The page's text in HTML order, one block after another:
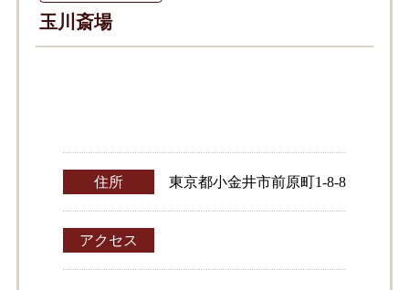
玉川斎場
住所 東京都小金井市前原町1-8-8
アクセス